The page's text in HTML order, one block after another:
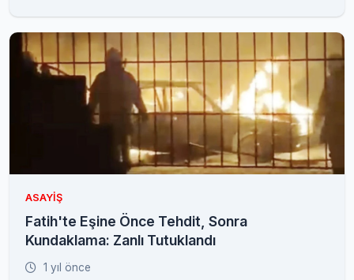
ASAYIŞ
Fatih'te Eşine Önce Tehdit, Sonra
Kundaklama: Zanlı Tutuklandı
1 yıl önce